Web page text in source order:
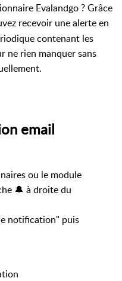
Evalandgo ? Grâce
recevoir une alerte en
contenant les
ne rien manquer sans
email
ou le module
🔔 à droite du
notification" puis